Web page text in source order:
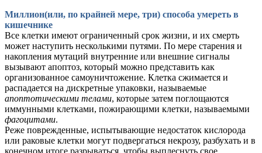
Миллион(или, по крайней мере, три) способа умереть в
кишечнике
Все клетки имеют ограниченный срок жизни, и их смерть
может наступить несколькими путями. По мере старения и
накопления мутаций внутренние или внешние сигналы
вызывают апоптоз, который можно представить как
организованное самоуничтожение. Клетка сжимается и
распадается на дискретные упаковки, называемые
апоптотическими телами, которые затем поглощаются
иммунными клетками, пожирающими клетки, называемыми
фагоцитами.
Реже поврежденные, испытывающие недостаток кислорода
или раковые клетки могут подвергаться некрозу, разбухать и в
конечном итоге разрываться, чтобы выплеснуть свое